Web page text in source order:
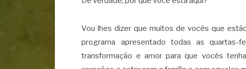
Vou lhes dizer que muitos de vocês que
programa apresentado todas as quartas-
transformação e amor para que vocês